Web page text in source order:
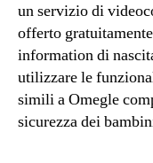
un servizio di
offerto
information di
utilizzare le
simili a Omegle
sicurezza dei